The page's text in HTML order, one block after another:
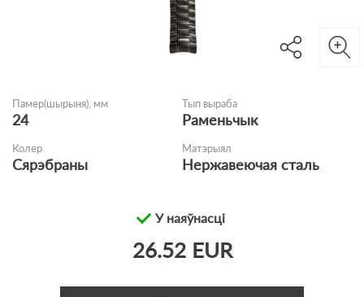
Памер(шырыня), мм
24
Тып выраба
Раменьчык
Колер
Cярэбраны
Матэрыял
Нержавеючая сталь
У наяўнасці
26.52 EUR